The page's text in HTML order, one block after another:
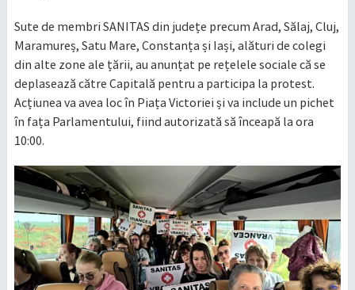
Sute de membri SANITAS din județe precum Arad, Sălaj, Cluj,
Maramureș, Satu Mare, Constanța și Iași, alături de colegi
din alte zone ale țării, au anunțat pe rețelele sociale că se
deplasează către Capitală pentru a participa la protest.
Acțiunea va avea loc în Piața Victoriei și va include un pichet
în fața Parlamentului, fiind autorizată să înceapă la ora
10:00.